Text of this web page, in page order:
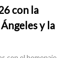
con la
y la